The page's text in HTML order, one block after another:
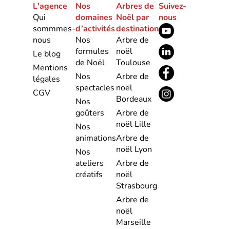
L'agence
Qui
sommmes-
nous
Le blog
Mentions
légales
CGV
Nos
domaines
d’activités
Nos
formules
de Noël
Nos
spectacles
Nos
goûters
Nos
animations
Nos
ateliers
créatifs
Arbres de
Noël par
destination
Arbre de
noël
Toulouse
Arbre de
noël
Bordeaux
Arbre de
noël Lille
Arbre de
noël Lyon
Arbre de
noël
Strasbourg
Arbre de
noël
Marseille
Suivez-
nous